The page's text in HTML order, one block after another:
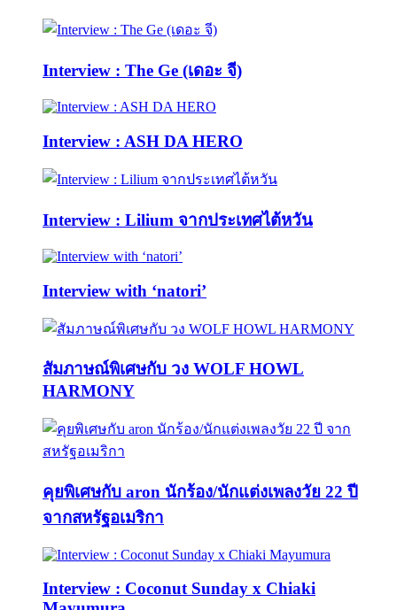
Interview : The Ge (เดอะ จี)
Interview : ASH DA HERO
Interview : Lilium จากประเทศไต้หวัน
Interview with ‘natori’
สัมภาษณ์พิเศษกับ วง WOLF HOWL
HARMONY
คุยพิเศษกับ aron นักร้อง/นักแต่งเพลงวัย 22 ปี
จากสหรัฐอเมริกา
Interview : Coconut Sunday x Chiaki